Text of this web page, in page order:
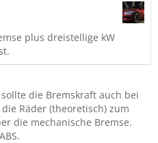
plus dreistellige kW
die Bremskraft auch bei
Räder (theoretisch) zum
die mechanische Bremse.